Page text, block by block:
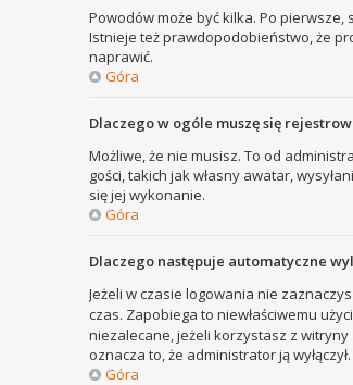
Powodów może być kilka. Po pierwsze,
Istnieje też prawdopodobieństwo, że
naprawić.
Góra
Dlaczego w ogóle muszę się
Możliwe, że nie musisz. To od
gości, takich jak własny awatar,
się jej wykonanie.
Góra
Dlaczego następuje automatyczne
Jeżeli w czasie logowania nie
czas. Zapobiega to niewłaściwemu
niezalecane, jeżeli korzystasz z
oznacza to, że administrator ją wyłączył.
Góra